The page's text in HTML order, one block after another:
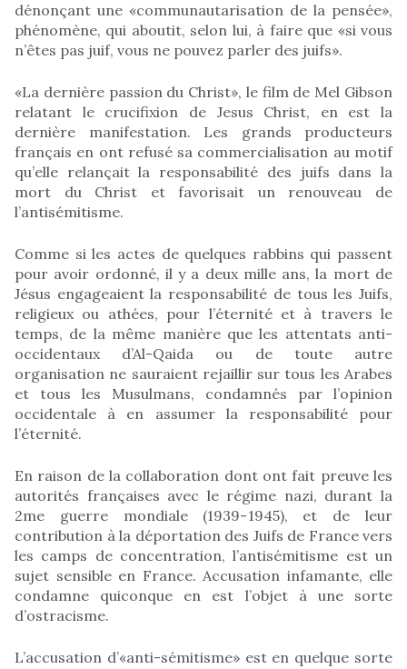
dénonçant une «communautarisation de la pensée»,
phénomène, qui aboutit, selon lui, à faire que «si vous
n’êtes pas juif, vous ne pouvez parler des juifs».
«La dernière passion du Christ», le film de Mel Gibson
relatant le crucifixion de Jesus Christ, en est la
dernière manifestation. Les grands producteurs
français en ont refusé sa commercialisation au motif
qu’elle relançait la responsabilité des juifs dans la
mort du Christ et favorisait un renouveau de
l’antisémitisme.
Comme si les actes de quelques rabbins qui passent
pour avoir ordonné, il y a deux mille ans, la mort de
Jésus engageaient la responsabilité de tous les Juifs,
religieux ou athées, pour l’éternité et à travers le
temps, de la même manière que les attentats anti-
occidentaux d’Al-Qaida ou de toute autre
organisation ne sauraient rejaillir sur tous les Arabes
et tous les Musulmans, condamnés par l’opinion
occidentale à en assumer la responsabilité pour
l’éternité.
En raison de la collaboration dont ont fait preuve les
autorités françaises avec le régime nazi, durant la
2me guerre mondiale (1939-1945), et de leur
contribution à la déportation des Juifs de France vers
les camps de concentration, l’antisémitisme est un
sujet sensible en France. Accusation infamante, elle
condamne quiconque en est l’objet à une sorte
d’ostracisme.
L’accusation d’«anti-sémitisme» est en quelque sorte